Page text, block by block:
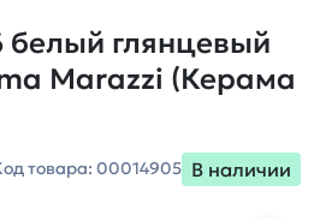
глянцевый
Marazzi (Керама
товара: 00014905 В наличии